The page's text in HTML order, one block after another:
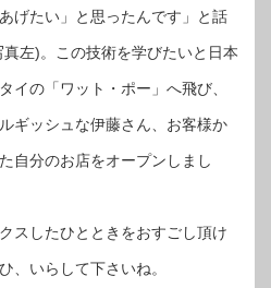
げたい」と思ったんです」と話
左)。この技術を学びたいと日本
イの「ワット・ポー」へ飛び、
ギッシュな伊藤さん、お客様か
自分のお店をオープンしまし
スしたひとときをおすごし頂け
、いらして下さいね。